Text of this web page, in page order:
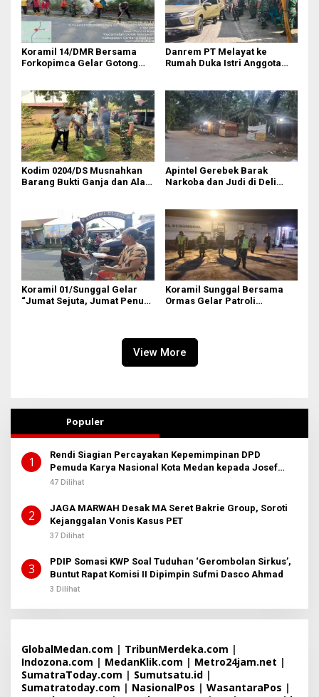
Koramil 14/DMR Bersama
Forkopimca Gelar Gotong
Danrem PT Melayat ke
Rumah Duka Istri Anggota
Kodim 0204/DS Musnahkan
Barang Bukti Ganja dan Alat
Apintel Gerebek Barak
Narkoba dan Judi di Deli
Koramil 01/Sunggal Gelar
“Jumat Sejuta, Jumat Penuh
Koramil Sunggal Bersama
Ormas Gelar Patroli
View More
Populer
1
Rendi Siagian Percayakan Kepemimpinan DPD
Pemuda Karya Nasional Kota Medan kepada Josef
Sembiring
47 Dilihat
2
JAGA MARWAH Desak MA Seret Bakrie Group, Soroti
Kejanggalan Vonis Kasus PET
37 Dilihat
3
PDIP Somasi KWP Soal Tuduhan ‘Gerombolan Sirkus’,
Buntut Rapat Komisi II Dipimpin Sufmi Dasco Ahmad
3 Dilihat
GlobalMedan.com | TribunMerdeka.com |
Indozona.com | MedanKlik.com | Metro24jam.net |
SumatraToday.com | Sumutsatu.id |
Sumatratoday.com | NasionalPos | WasantaraPos |